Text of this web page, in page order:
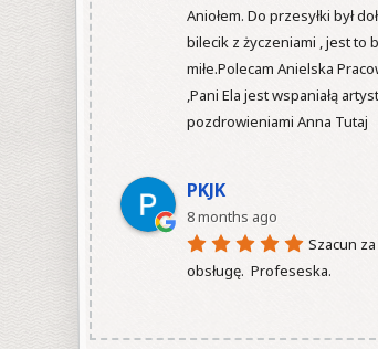
Aniołem. Do przesyłki był
bilecik z życzeniami , jest to
miłe.Polecam Anielska
,Pani Ela jest wspaniałą
pozdrowieniami Anna Tutaj
PKJK
8 months ago
Szacun
obsługę.  Profeseska.